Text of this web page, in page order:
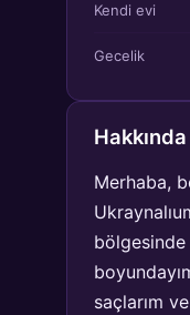
Kendi evi
Gecelik
Hakkında
Merhaba,
saçlarım